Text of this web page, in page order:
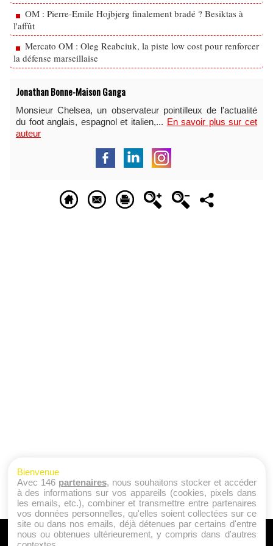
OM : Pierre-Emile Hojbjerg finalement bradé ? Besiktas à
l'affût
Mercato OM : Oleg Reabciuk, la piste low cost pour renforcer
la défense marseillaise
Jonathan Bonne-Maison Ganga
Monsieur Chelsea, un observateur pointilleux de l'actualité
du foot anglais, espagnol et italien,... En savoir plus sur cet
auteur
A PROPOS
Bienvenue
Avec 146 partenaires, nous souhaitons stocker et accéder
à des informations sur vos appareils (cookies, pixels dans
les emails, etc.), combiner et transmettre entre partenaires
vos données personnelles, qu'elles soient collectées sur ce
site ou dans nos emails, déjà détenues par certains d'entre
nous ou obtenues ultérieurement, y compris dans d'autres